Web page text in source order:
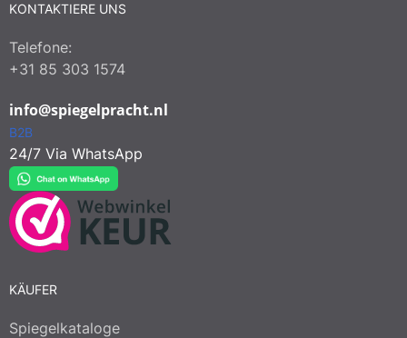
KONTAKTIERE UNS
Telefone:
+31 85 303 1574
info@spiegelpracht.nl
B2B
24/7 Via WhatsApp
KÄUFER
Spiegelkataloge